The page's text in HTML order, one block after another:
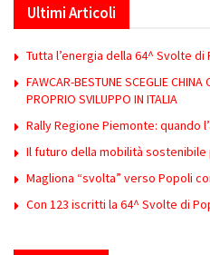
Ultimi Articoli
Tutta l’energia della 64^ Svolte di
FAWCAR-BESTUNE SCEGLIE CHINA
PROPRIO SVILUPPO IN ITALIA
Rally Regione Piemonte: quando
Il futuro della mobilità sostenibile
Magliona “svolta” verso Popoli
Con 123 iscritti la 64^ Svolte di